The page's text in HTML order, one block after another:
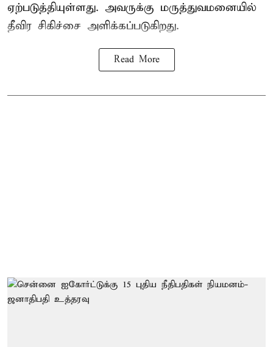
ஏற்படுத்தியுள்ளது. அவருக்கு மருத்துவமனையில்
தீவிர சிகிச்சை அளிக்கப்படுகிறது.
Read More